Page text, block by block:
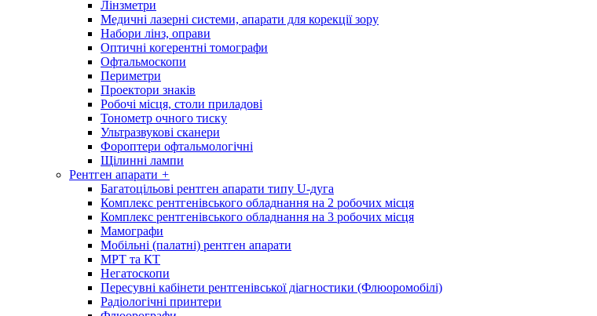
Лінзметри
Медичні лазерні системи, апарати для корекції зору
Набори лінз, оправи
Оптичні когерентні томографи
Офтальмоскопи
Периметри
Проектори знаків
Робочі місця, столи приладові
Тонометр очного тиску
Ультразвукові сканери
Фороптери офтальмологічні
Щілинні лампи
Рентген апарати +
Багатоцільові рентген апарати типу U-дуга
Комплекс рентгенівського обладнання на 2 робочих місця
Комплекс рентгенівського обладнання на 3 робочих місця
Мамографи
Мобільні (палатні) рентген апарати
МРТ та КТ
Негатоскопи
Пересувні кабінети рентгенівської діагностики (Флюоромобілі)
Радіологічні принтери